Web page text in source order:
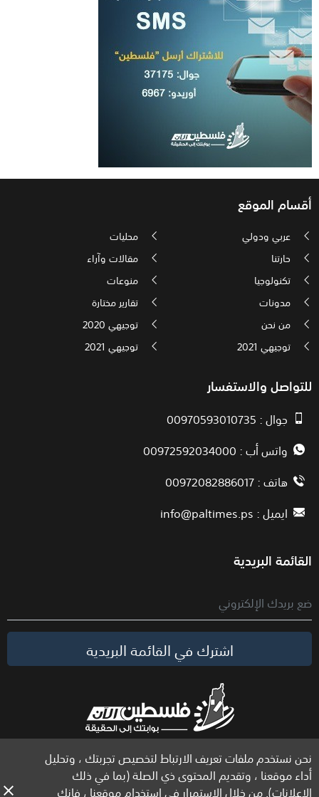
نحن نستخدم ملفات تعريف الارتباط لتخصيص تجربتك ، وتحليل
أداء موقعنا ، وتقديم المحتوى ذي الصلة (بما في ذلك
الإعلانات). من خلال الاستمرار في استخدام موقعنا ، فإنك
أقسام الموقع
عربي ودولي
محليات
حارتنا
مقالات وآراء
تكنولوجيا
منوعات
مدونات
تقارير مختارة
من نحن
توجيهي 2020
توجيهي 2021
توجيهي 2021
للتواصل والاستفسار
جوال : 00970593010735
واتس أب : 00972592034000
هاتف : 00972082886017
ايميل :info@paltimes.ps
القائمة البريدية
اشترك في القائمة البريدية
الحقوق محفوظة لموقع فلسطين الآن © 2026